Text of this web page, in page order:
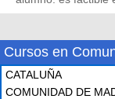
Cursos en
CATALUÑA
COMUNIDAD DE